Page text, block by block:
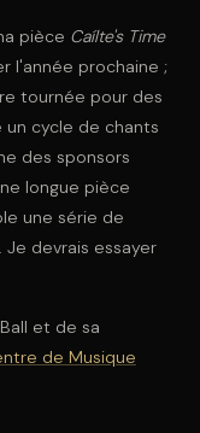
pièce Caílte's Time
l'année prochaine ;
tournée pour des
cycle de chants
des sponsors
longue pièce
une série de
devrais essayer
et de sa
de Musique